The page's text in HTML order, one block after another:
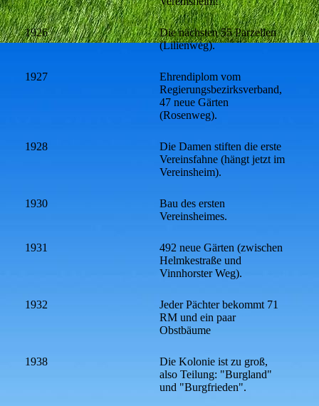
1926
Die nächsten 55 Parzellen
(Lilienweg).
1927
Ehrendiplom vom
Regierungsbezirksverband,
47 neue Gärten
(Rosenweg).
1928
Die Damen stiften die erste
Vereinsfahne (hängt jetzt im
Vereinsheim).
1930
Bau des ersten
Vereinsheimes.
1931
492 neue Gärten (zwischen
Helmkestraße und
Vinnhorster Weg).
1932
Jeder Pächter bekommt 71
RM und ein paar
Obstbäume
1938
Die Kolonie ist zu groß,
also Teilung: "Burgland"
und "Burgfrieden".